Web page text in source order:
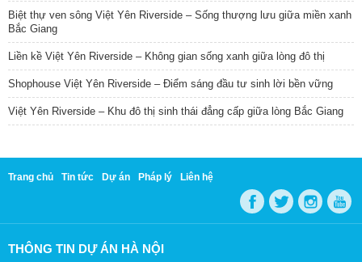
Biệt thự ven sông Việt Yên Riverside – Sống thượng lưu giữa miền xanh
Bắc Giang
Liền kề Việt Yên Riverside – Không gian sống xanh giữa lòng đô thị
Shophouse Việt Yên Riverside – Điểm sáng đầu tư sinh lời bền vững
Việt Yên Riverside – Khu đô thị sinh thái đẳng cấp giữa lòng Bắc Giang
Trang chủ Tin tức Dự án Pháp lý Liên hệ
THÔNG TIN DỰ ÁN HÀ NỘI